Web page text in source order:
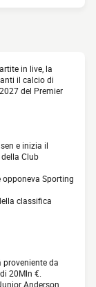
in live, la
il calcio di
del Premier
e inizia il
Club
Sporting
classifica
proveniente da
20Mln €.
Anderson,